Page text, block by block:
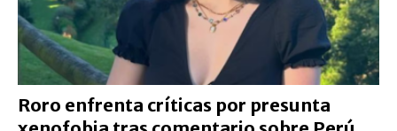
Roro enfrenta críticas por presunta